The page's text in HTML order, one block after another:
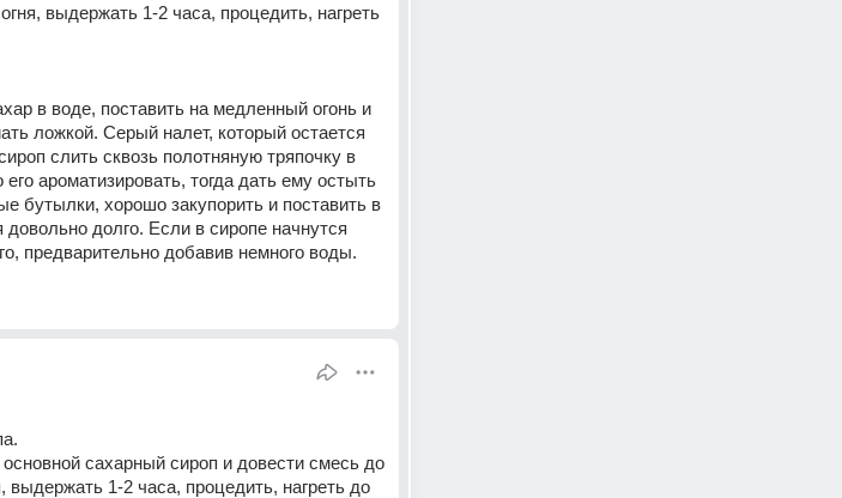
выдержать 1-2 часа, процедить, нагреть
в воде, поставить на медленный огонь и
ложкой. Серый налет, который остается
слить сквозь полотняную тряпочку в
ароматизировать, тогда дать ему остыть
бутылки, хорошо закупорить и поставить в
долго. Если в сиропе начнутся
предварительно добавив немного воды.
сахарный сироп и довести смесь до
выдержать 1-2 часа, процедить, нагреть до